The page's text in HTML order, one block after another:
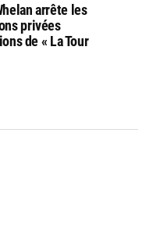
arrête les
privées
de « La Tour